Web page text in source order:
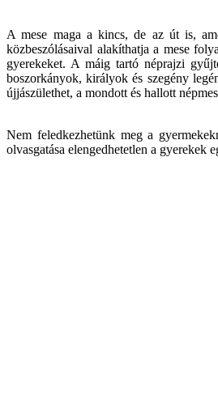
A mese maga a kincs, de az út is,
közbeszólásaival alakíthatja a mese
gyerekeket. A máig tartó néprajzi
boszorkányok, királyok és szegény
újjászülethet, a mondott és hallott
Nem feledkezhetünk meg a
olvasgatása elengedhetetlen a gyerekek